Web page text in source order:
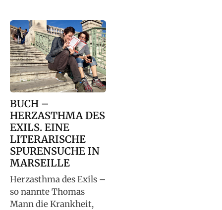
BUCH –
HERZASTHMA DES
EXILS. EINE
LITERARISCHE
SPURENSUCHE IN
MARSEILLE
Herzasthma des Exils –
so nannte Thomas
Mann die Krankheit,